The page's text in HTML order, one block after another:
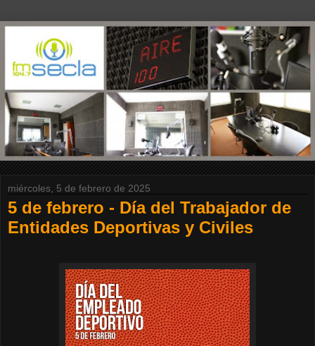
miércoles, 5 de febrero de 2025
5 de febrero - Día del Trabajador de
Entidades Deportivas y Civiles